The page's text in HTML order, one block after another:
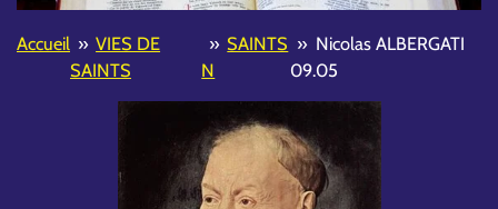
Accueil » VIES DE
SAINTS
» SAINTS
N
» Nicolas ALBERGATI
09.05